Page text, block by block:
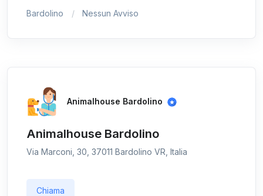
Bardolino Nessun Avviso
Animalhouse Bardolino
Animalhouse Bardolino
Via Marconi, 30, 37011 Bardolino VR, Italia
Chiama